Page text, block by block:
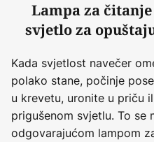
Lampa za
svjetlo za
Kada svjetlost navečer
polako stane, počinje
u krevetu, uronite u priču
prigušenom svjetlu. To se
odgovarajućom lampom